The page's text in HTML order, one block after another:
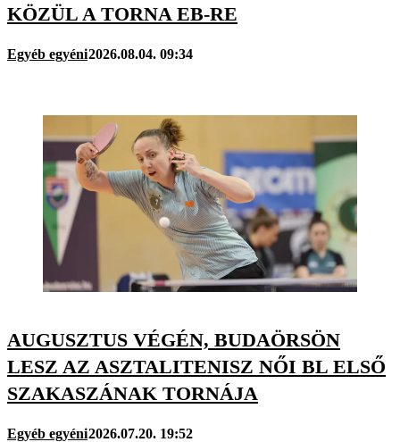
KÖZÜL A TORNA EB-RE
Egyéb egyéni2026.08.04. 09:34
AUGUSZTUS VÉGÉN, BUDAÖRSÖN
LESZ AZ ASZTALITENISZ NŐI BL ELSŐ
SZAKASZÁNAK TORNÁJA
Egyéb egyéni2026.07.20. 19:52